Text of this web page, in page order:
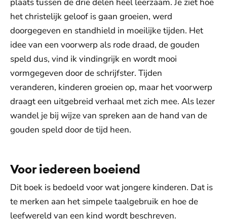
het christelijk geloof is gaan groeien, werd
doorgegeven en standhield in moeilijke tijden. Het
idee van een voorwerp als rode draad, de gouden
speld dus, vind ik vindingrijk en wordt mooi
vormgegeven door de schrijfster. Tijden
veranderen, kinderen groeien op, maar het voorwerp
draagt een uitgebreid verhaal met zich mee. Als lezer
wandel je bij wijze van spreken aan de hand van de
gouden speld door de tijd heen.
Voor iedereen boeiend
Dit boek is bedoeld voor wat jongere kinderen. Dat is
te merken aan het simpele taalgebruik en hoe de
leefwereld van een kind wordt beschreven.